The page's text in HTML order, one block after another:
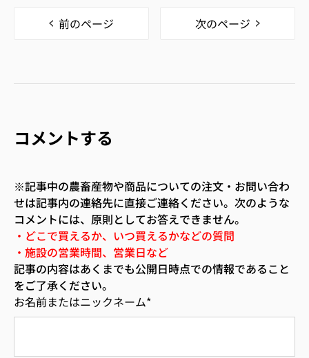
前のページ 次のページ
コメントする
※記事中の農畜産物や商品についての注文・お問い合わ
せは記事内の連絡先に直接ご連絡ください。次のような
コメントには、原則としてお答えできません。
・どこで買えるか、いつ買えるかなどの質問
・施設の営業時間、営業日など
記事の内容はあくまでも公開日時点での情報であること
をご了承ください。
お名前またはニックネーム*